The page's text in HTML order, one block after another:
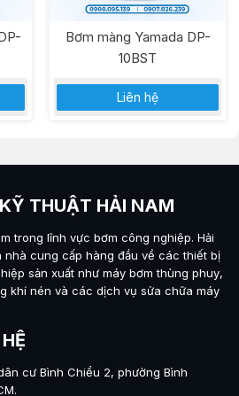
Bơm màng Yamada DP-
10BST
Liên hệ
THUẬT HẢI NAM
trong lĩnh vực bơm công nghiệp. Hải
nhà cung cấp hàng đầu về các thiết bị
sản xuất như máy bơm thùng phuy,
khí nén và các dịch vụ sửa chữa máy
cư Bình Chiểu 2, phường Bình